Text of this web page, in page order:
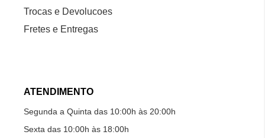
Trocas e Devolucoes
Fretes e Entregas
ATENDIMENTO
Segunda a Quinta das 10:00h às 20:00h
Sexta das 10:00h às 18:00h